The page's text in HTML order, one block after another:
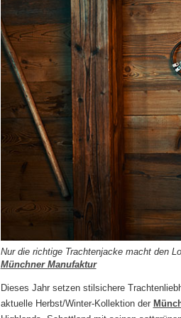
Nur die richtige Trachtenjacke macht den
Münchner Manufaktur
Dieses Jahr setzen stilsichere
aktuelle Herbst/Winter-Kollektion der